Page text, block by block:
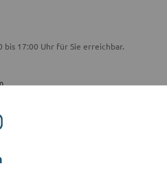
bis 17:00 Uhr für Sie erreichbar.
den passenden Rechtsanwalt finden